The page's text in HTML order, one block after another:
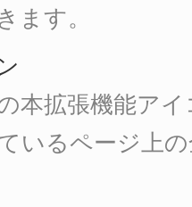
ます。
本拡張機能ア
いるページ上